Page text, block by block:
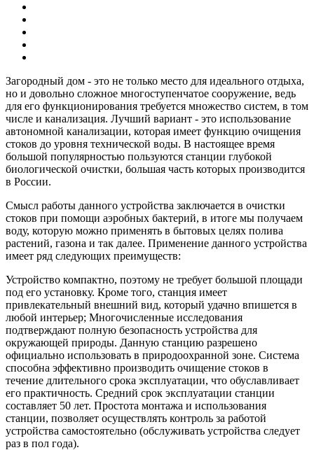
Загородный дом - это не только место для идеального отдыха,
но и довольно сложное многоступенчатое сооружение, ведь
для его функционирования требуется множество систем, в том
числе и канализация. Лучший вариант - это использование
автономной канализации, которая имеет функцию очищения
стоков до уровня технической воды. В настоящее время
большой популярностью пользуются станции глубокой
биологической очистки, большая часть которых производится
в России.
Смысл работы данного устройства заключается в очистки
стоков при помощи аэробных бактерий, в итоге мы получаем
воду, которую можно применять в бытовых целях полива
растений, газона и так далее. Применение данного устройства
имеет ряд следующих преимуществ:
Устройство компактно, поэтому не требует большой площади
под его установку. Кроме того, станция имеет
привлекательный внешний вид, который удачно впишется в
любой интерьер; Многочисленные исследования
подтверждают полную безопасность устройства для
окружающей природы. Данную станцию разрешено
официально использовать в природоохранной зоне. Система
способна эффективно производить очищение стоков в
течение длительного срока эксплуатации, что обуславливает
его практичность. Средний срок эксплуатации станции
составляет 50 лет. Простота монтажа и использования
станции, позволяет осуществлять контроль за работой
устройства самостоятельно (обслуживать устройства следует
раз в пол года).